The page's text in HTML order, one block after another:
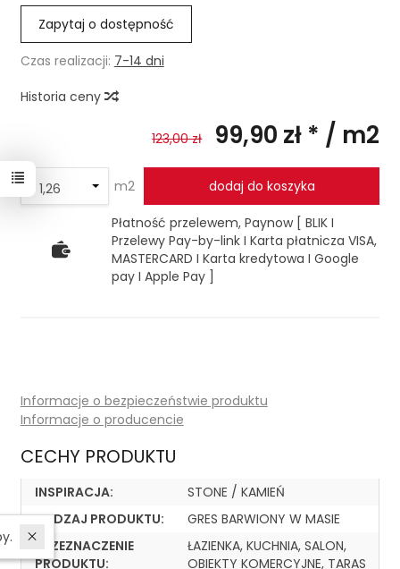
Zapytaj o dostępność
Czas realizacji: 7-14 dni
Historia ceny
123,00 zł 99,90 zł * / m2
m2 dodaj do koszyka
Płatność przelewem, Paynow [ BLIK I
Przelewy Pay-by-link I Karta płatnicza VISA,
MASTERCARD I Karta kredytowa I Google
pay I Apple Pay ]
Informacje o bezpieczeństwie produktu
Informacje o producencie
CECHY PRODUKTU
INSPIRACJA:
STONE / KAMIEŃ
RODZAJ PRODUKTU:
GRES BARWIONY W MASIE
PRZEZNACZENIE
PRODUKTU:
ŁAZIENKA, KUCHNIA, SALON,
OBIEKTY KOMERCYJNE, TARAS
W ostatnich 7 dniach produktem interesują się